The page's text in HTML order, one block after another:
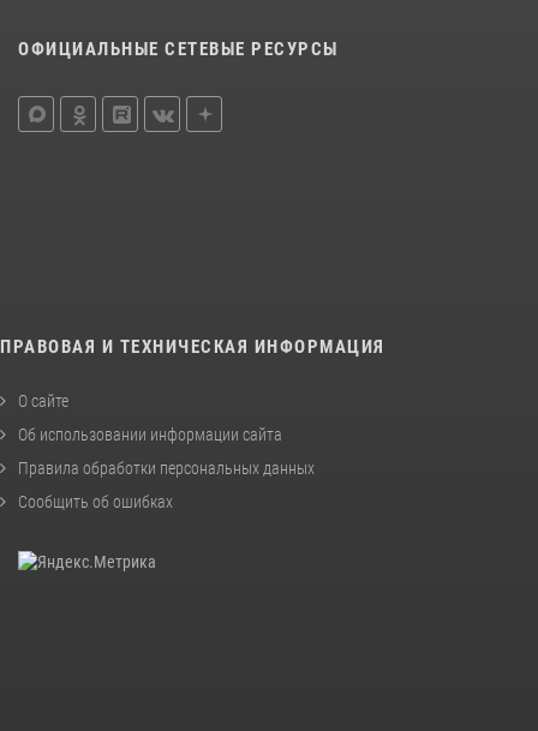
ОФИЦИАЛЬНЫЕ СЕТЕВЫЕ РЕСУРСЫ
ПРАВОВАЯ И ТЕХНИЧЕСКАЯ ИНФОРМАЦИЯ
О сайте
Об использовании информации сайта
Правила обработки персональных данных
Сообщить об ошибках